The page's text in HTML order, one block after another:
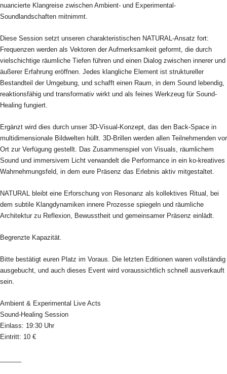
nuancierte Klangreise zwischen Ambient- und Experimental-
Soundlandschaften mitnimmt.
Diese Session setzt unseren charakteristischen NATURAL-Ansatz fort:
Frequenzen werden als Vektoren der Aufmerksamkeit geformt, die durch
vielschichtige räumliche Tiefen führen und einen Dialog zwischen innerer und
äußerer Erfahrung eröffnen. Jedes klangliche Element ist struktureller
Bestandteil der Umgebung, und schafft einen Raum, in dem Sound lebendig,
reaktionsfähig und transformativ wirkt und als feines Werkzeug für Sound-
Healing fungiert.
Ergänzt wird dies durch unser 3D-Visual-Konzept, das den Back-Space in
multidimensionale Bildwelten hüllt. 3D-Brillen werden allen Teilnehmenden vor
Ort zur Verfügung gestellt. Das Zusammenspiel von Visuals, räumlichem
Sound und immersivem Licht verwandelt die Performance in ein ko-kreatives
Wahrnehmungsfeld, in dem eure Präsenz das Erlebnis aktiv mitgestaltet.
NATURAL bleibt eine Erforschung von Resonanz als kollektives Ritual, bei
dem subtile Klangdynamiken innere Prozesse spiegeln und räumliche
Architektur zu Reflexion, Bewusstheit und gemeinsamer Präsenz einlädt.
Begrenzte Kapazität.
Bitte bestätigt euren Platz im Voraus. Die letzten Editionen waren vollständig
ausgebucht, und auch dieses Event wird voraussichtlich schnell ausverkauft
sein.
Ambient & Experimental Live Acts
Sound-Healing Session
Einlass: 19:30 Uhr
Eintritt: 10 €